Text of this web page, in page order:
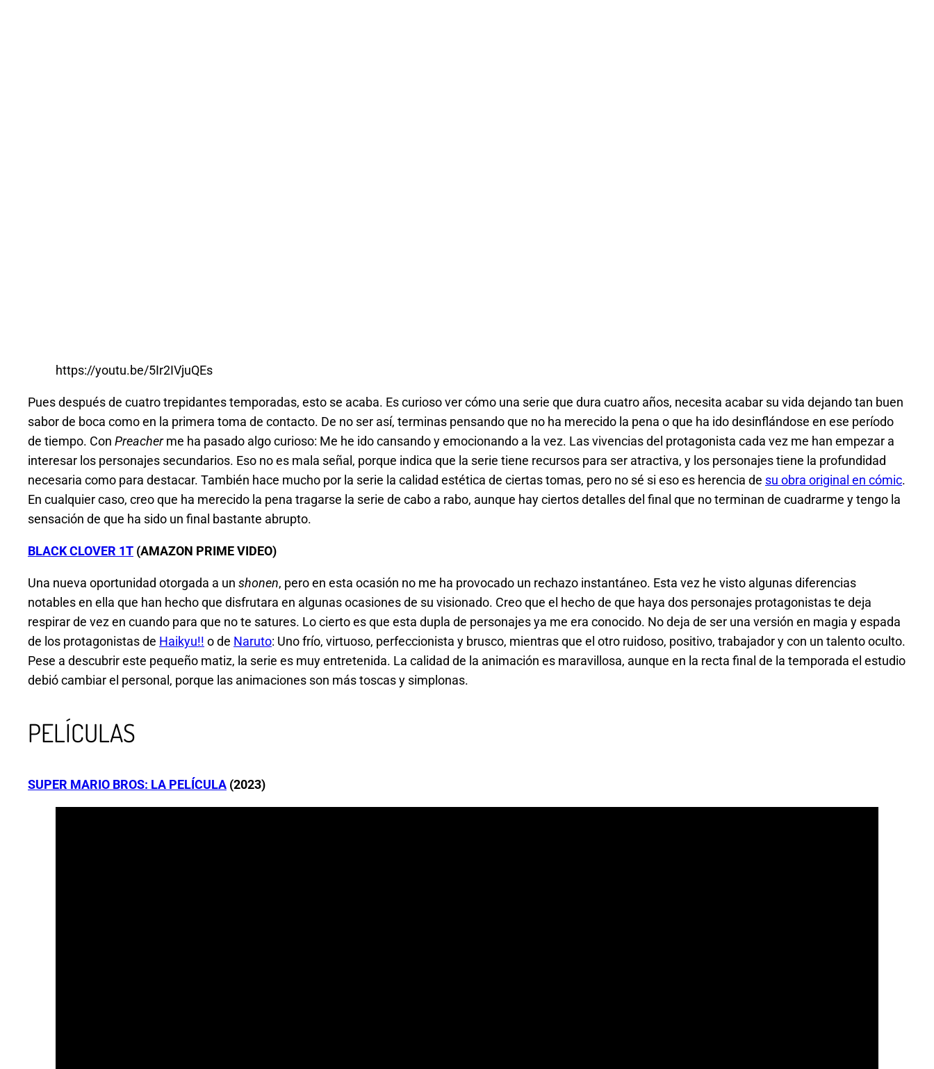
https://youtu.be/5Ir2IVjuQEs
Pues después de cuatro trepidantes temporadas, esto se acaba. Es curioso ver cómo una serie que dura cuatro años, necesita acabar su vida dejando tan buen
sabor de boca como en la primera toma de contacto. De no ser así, terminas pensando que no ha merecido la pena o que ha ido desinflándose en ese período
de tiempo. Con Preacherme ha pasado algo curioso: Me he ido cansando y emocionando a la vez. Las vivencias del protagonista cada vez me han empezar a
interesar los personajes secundarios. Eso no es mala señal, porque indica que la serie tiene recursos para ser atractiva, y los personajes tiene la profundidad
necesaria como para destacar. También hace mucho por la serie la calidad estética de ciertas tomas, pero no sé si eso es herencia de su obra original en cómic.
En cualquier caso, creo que ha merecido la pena tragarse la serie de cabo a rabo, aunque hay ciertos detalles del final que no terminan de cuadrarme y tengo la
sensación de que ha sido un final bastante abrupto.
BLACK CLOVER 1T (AMAZON PRIME VIDEO)
Una nueva oportunidad otorgada a un shonen, pero en esta ocasión no me ha provocado un rechazo instantáneo. Esta vez he visto algunas diferencias
notables en ella que han hecho que disfrutara en algunas ocasiones de su visionado. Creo que el hecho de que haya dos personajes protagonistas te deja
respirar de vez en cuando para que no te satures. Lo cierto es que esta dupla de personajes ya me era conocido. No deja de ser una versión en magia y espada
de los protagonistas de Haikyu!! o de Naruto: Uno frío, virtuoso, perfeccionista y brusco, mientras que el otro ruidoso, positivo, trabajador y con un talento oculto.
Pese a descubrir este pequeño matiz, la serie es muy entretenida. La calidad de la animación es maravillosa, aunque en la recta final de la temporada el estudio
debió cambiar el personal, porque las animaciones son más toscas y simplonas.
PELÍCULAS
SUPER MARIO BROS: LA PELÍCULA (2023)